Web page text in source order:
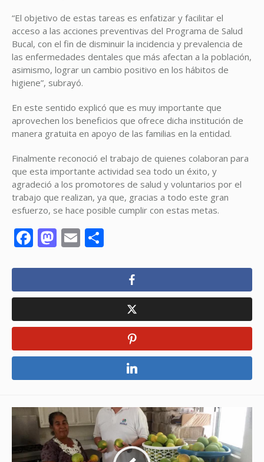
“El objetivo de estas tareas es enfatizar y facilitar el
acceso a las acciones preventivas del Programa de Salud
Bucal, con el fin de disminuir la incidencia y prevalencia de
las enfermedades dentales que más afectan a la población,
asimismo, lograr un cambio positivo en los hábitos de
higiene”, subrayó.
En este sentido explicó que es muy importante que
aprovechen los beneficios que ofrece dicha institución de
manera gratuita en apoyo de las familias en la entidad.
Finalmente reconoció el trabajo de quienes colaboran para
que esta importante actividad sea todo un éxito, y
agradeció a los promotores de salud y voluntarios por el
trabajo que realizan, ya que, gracias a todo este gran
esfuerzo, se hace posible cumplir con estas metas.
Facebook
Mastodon
Email